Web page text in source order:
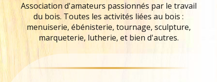
Association d'amateurs passionnés par le travail
du bois. Toutes les activités liées au bois :
menuiserie, ébénisterie, tournage, sculpture,
marqueterie, lutherie, et bien d'autres.